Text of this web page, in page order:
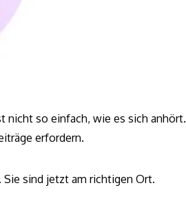
nicht so einfach, wie es sich anhört.
erfordern.
Sie sind jetzt am richtigen Ort.